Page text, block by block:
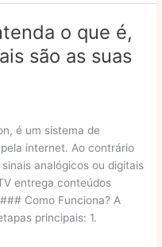
o que é,
são as suas
é um sistema de
internet. Ao contrário
analógicos ou digitais
entrega conteúdos
Como Funciona? A
principais: 1.